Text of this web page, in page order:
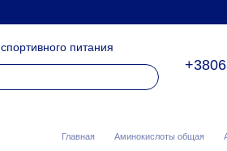
питания
Главная Аминокислоты общая